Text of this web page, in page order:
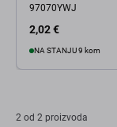
97070YWJ
2,02 €
NA STANJU 9 kom
2 od 2 proizvoda